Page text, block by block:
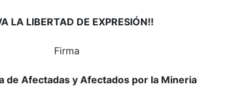
LA LIBERTAD DE EXPRESIÓN!!
Firma
de Afectadas y Afectados por la Mineria